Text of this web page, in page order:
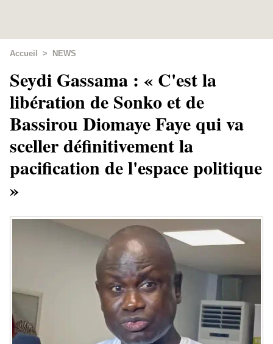
Accueil > NEWS
Seydi Gassama : « C'est la
libération de Sonko et de
Bassirou Diomaye Faye qui va
sceller définitivement la
pacification de l'espace politique
»